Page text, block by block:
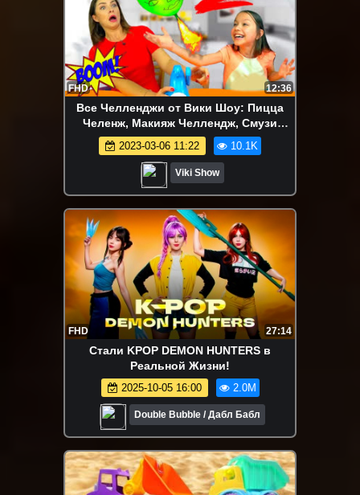
FHD 12:36
Все Челленджи от Вики Шоу: Пицца
Челенж, Макияж Челлендж, Смузи
Челлендж, Блинный Челлендж и др. -
ВЗРЫВНОЙ ЧЕЛЛЕНДЖ Запусти
ГОЛОВУ Buddy's Balloon Launch Game
Challenge Игра Для Детей / Вики Шоу
2023-03-06 11:22 10.1K
Viki Show
FHD 27:14
Стали KPOP DEMON HUNTERS в
Реальной Жизни!
2025-10-05 16:00 2.0M
Double Bubble / Дабл Бабл